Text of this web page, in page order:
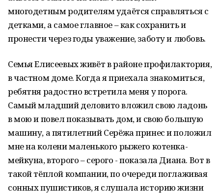
многодетным родителям удаётся справляться с
детками, а самое главное – как сохранить и
пронести через годы уважение, заботу и любовь.
Семья Елисеевых живёт в районе профилактория,
в частном доме. Когда я приехала знакомиться,
ребятня радостно встретила меня у порога.
Самый младший деловито вложил свою ладонь
в мою и повел показывать дом, и свою большую
машину, а пятилетний Серёжа принес и положил
мне на колени маленького рыжего котенка-
мейкуна, второго – серого - показала Диана. Вот в
такой тёплой компании, по очереди поглаживая
сонных пушистиков, я слушала историю жизни